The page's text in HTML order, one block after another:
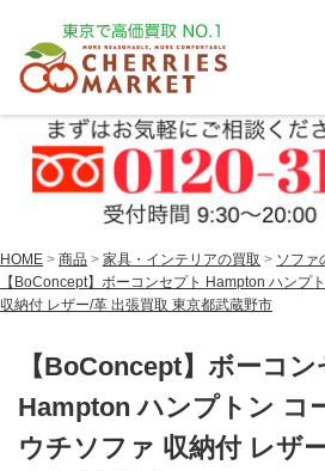
HOME > 商品 > 家具・インテリアの買取 > ソファ
【BoConcept】ボーコンセプト Hampton ハンプ
収納付 レザー/革 出張買取 東京都武蔵野市
【BoConcept】ボーコン
Hampton ハンプトン コ
ウチソファ 収納付 レザ